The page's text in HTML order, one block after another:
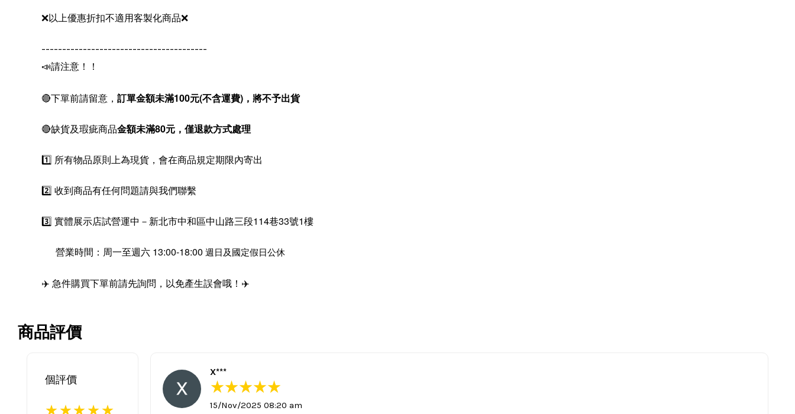
❌以上優惠折扣不適用客製化商品❌
----------------------------------------
📣請注意！！
🔴下單前請留意， 訂單金額未滿100元(不含運費)， 將不予出貨
🔴缺貨及瑕疵商品金額未滿80元，僅退款方式處理
1️⃣ 所有物品原則上為現貨，會在商品規定期限內寄出
2️⃣ 收到商品有任何問題請與我們聯繫
3️⃣ 實體展示店試營運中－新北市中和區中山路三段114巷33號1樓
營業時間：周一至週六 13:00-18:00 週日及國定假日公休
✈️ 急件購買下單前請先詢問，以免產生誤會哦！✈️
商品評價
個評價
X***
15/Nov/2025 08:20 am